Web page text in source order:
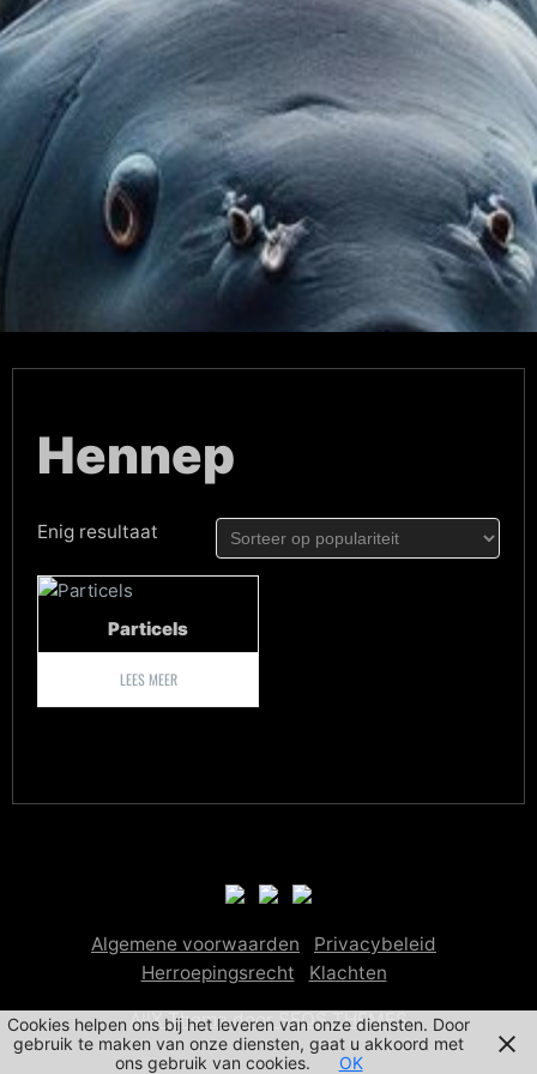
Hennep
Enig resultaat
Particels
LEES MEER
Algemene voorwaarden
Privacybeleid
Herroepingsrecht
Klachten
AllX Thema door SEOS THEMES
Cookies helpen ons bij het leveren van onze diensten. Door
gebruik te maken van onze diensten, gaat u akkoord met
ons gebruik van cookies.
OK